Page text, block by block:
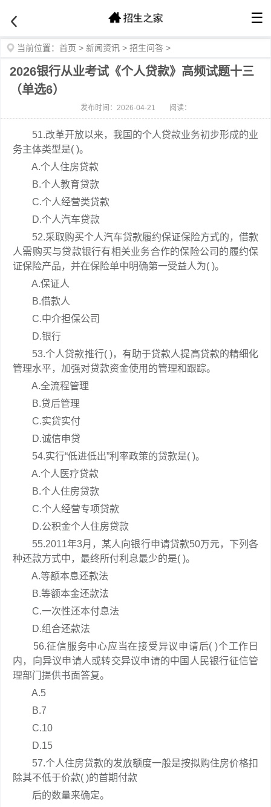
☰
当前位置： 首页 > 新闻资讯 > 招生问答 >
2026银行从业考试《个人贷款》高频试题十三
（单选6）
发布时间：2026-04-21 阅读：
51.改革开放以来，我国的个人贷款业务初步形成的业
务主体类型是( )。
A.个人住房贷款
B.个人教育贷款
C.个人经营类贷款
D.个人汽车贷款
52.采取购买个人汽车贷款履约保证保险方式的，借款
人需购买与贷款银行有相关业务合作的保险公司的履约保
证保险产品，并在保险单中明确第一受益人为( )。
A.保证人
B.借款人
C.中介担保公司
D.银行
53.个人贷款推行( )，有助于贷款人提高贷款的精细化
管理水平，加强对贷款资金使用的管理和跟踪。
A.全流程管理
B.贷后管理
C.实贷实付
D.诚信申贷
54.实行“低进低出”利率政策的贷款是( )。
A.个人医疗贷款
B.个人住房贷款
C.个人经营专项贷款
D.公积金个人住房贷款
55.2011年3月，某人向银行申请贷款50万元，下列各
种还款方式中，最终所付利息最少的是( )。
A.等额本息还款法
B.等额本金还款法
C.一次性还本付息法
D.组合还款法
56.征信服务中心应当在接受异议申请后( )个工作日
内，向异议申请人或转交异议申请的中国人民银行征信管
理部门提供书面答复。
A.5
B.7
C.10
D.15
57.个人住房贷款的发放额度一般是按拟购住房价格扣
除其不低于价款( )的首期付款
后的数量来确定。